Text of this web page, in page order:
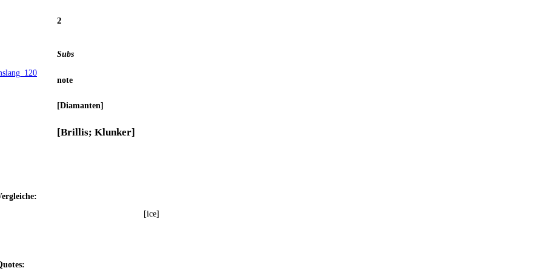
2
Subs
note
[Dia­man­ten]
[Bril­lis; Klunker]
[ice]